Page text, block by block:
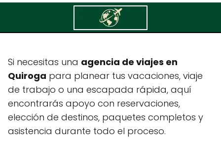
Viajes Vive Tours
Si necesitas una agencia de viajes en
Quiroga para planear tus vacaciones, viaje
de trabajo o una escapada rápida, aquí
encontrarás apoyo con reservaciones,
elección de destinos, paquetes completos y
asistencia durante todo el proceso.